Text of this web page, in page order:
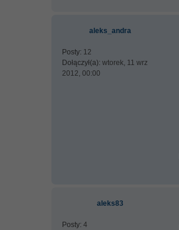
aleks_andra
Posty: 12
Dołączył(a): wtorek, 11 wrz
2012, 00:00
aleks83
Posty: 4